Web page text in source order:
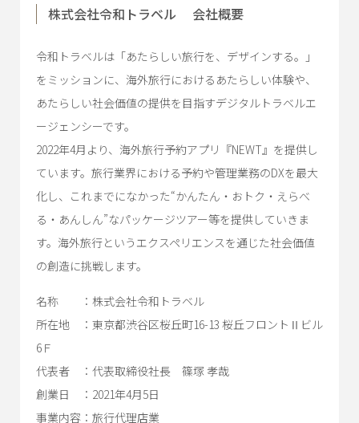
株式会社令和トラベル 会社概要
令和トラベルは「あたらしい旅行を、デザインする。」
をミッションに、海外旅行におけるあたらしい体験や、
あたらしい社会価値の提供を目指すデジタルトラベルエ
ージェンシーです。
2022年4月より、海外旅行予約アプリ『NEWT』を提供し
ています。旅行業界における予約や管理業務のDXを最大
化し、これまでになかった“かんたん・おトク・えらべ
る・あんしん”なパッケージツアー等を提供していきま
す。海外旅行というエクスペリエンスを通じた社会価値
の創造に挑戦します。
名称 ：株式会社令和トラベル
所在地 ：東京都渋谷区桜丘町16-13 桜丘フロントⅡビル
6Ｆ
代表者 ：代表取締役社長 篠塚 孝哉
創業日 ：2021年4月5日
事業内容：旅行代理店業